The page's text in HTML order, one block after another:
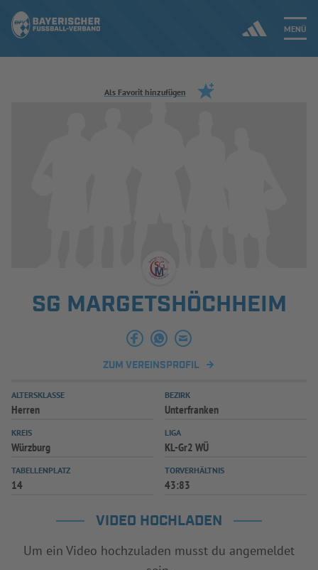
MENÜ
Jetzt einloggen
INFOTHEK SPIELPLUS
Als Favorit hinzufügen
SG MARGETSHÖCHHEIM
ZUM VEREINSPROFIL
ALTERSKLASSE
Herren
BEZIRK
Unterfranken
KREIS
Würzburg
LIGA
KL-Gr2 WÜ
TABELLENPLATZ
14
TORVERHÄLTNIS
43:83
VIDEO HOCHLADEN
Um ein Video hochzuladen musst du angemeldet